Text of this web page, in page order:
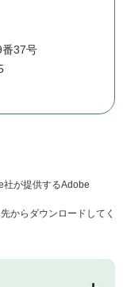
番37号
社が提供するAdobe
からダウンロードしてく